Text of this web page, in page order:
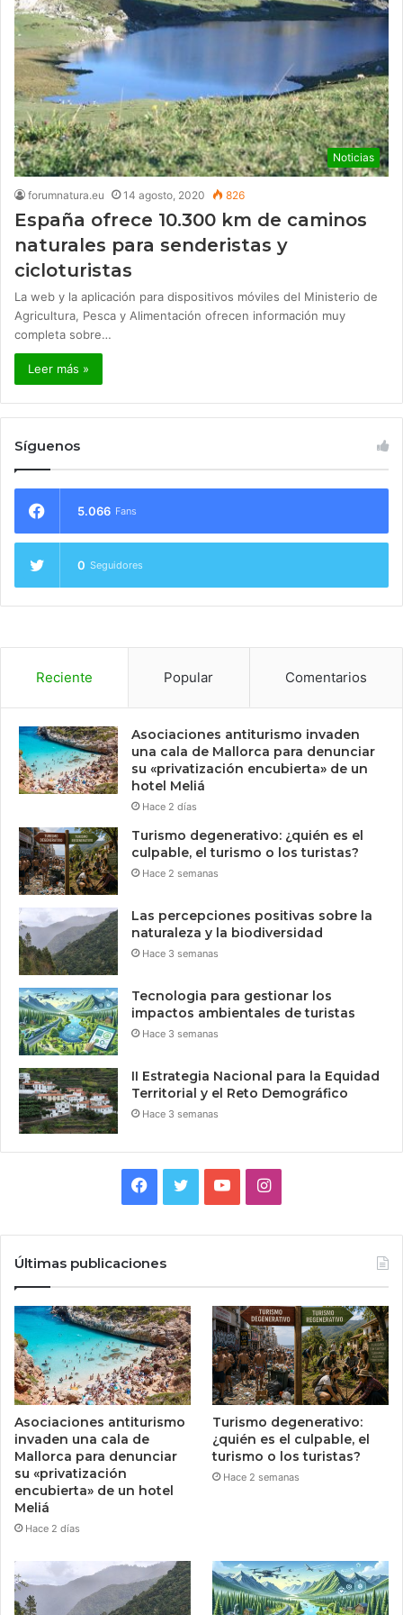
Noticias
forumnatura.eu 14 agosto, 2020 826
España ofrece 10.300 km de caminos
naturales para senderistas y
cicloturistas
La web y la aplicación para dispositivos móviles del Ministerio de
Agricultura, Pesca y Alimentación ofrecen información muy
completa sobre…
Leer más »
Síguenos
5.066 Fans
0 Seguidores
Reciente Popular Comentarios
Asociaciones antiturismo invaden
una cala de Mallorca para denunciar
su «privatización encubierta» de un
hotel Meliá
Hace 2 días
Turismo degenerativo: ¿quién es el
culpable, el turismo o los turistas?
Hace 2 semanas
Las percepciones positivas sobre la
naturaleza y la biodiversidad
Hace 3 semanas
Tecnologia para gestionar los
impactos ambientales de turistas
Hace 3 semanas
II Estrategia Nacional para la Equidad
Territorial y el Reto Demográfico
Hace 3 semanas
Facebook
TwitterYouTubeInstagram
Últimas publicaciones
Asociaciones antiturismo
invaden una cala de
Mallorca para denunciar
su «privatización
encubierta» de un hotel
Meliá
Hace 2 días
Turismo degenerativo:
¿quién es el culpable, el
turismo o los turistas?
Hace 2 semanas